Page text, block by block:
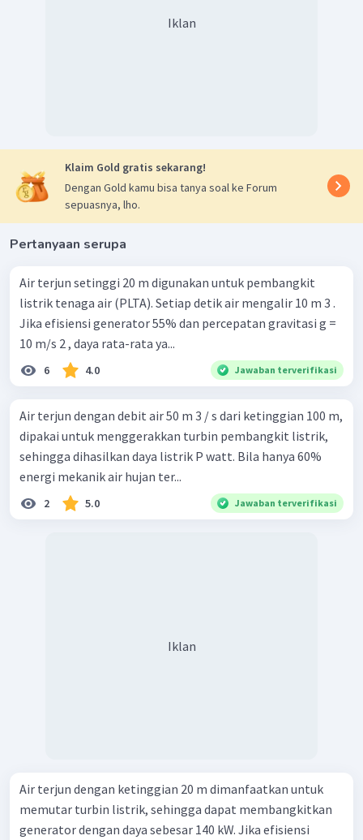
Iklan
Klaim Gold gratis sekarang!
Dengan Gold kamu bisa tanya soal ke Forum
sepuasnya, lho.
Pertanyaan serupa
Air terjun setinggi 20 m digunakan untuk pembangkit
listrik tenaga air (PLTA). Setiap detik air mengalir 10 m 3 .
Jika efisiensi generator 55% dan percepatan gravitasi g =
10 m/s 2 , daya rata-rata ya...
6 4.0 Jawaban terverifikasi
Air terjun dengan debit air 50 m 3 / s dari ketinggian 100 m,
dipakai untuk menggerakkan turbin pembangkit listrik,
sehingga dihasilkan daya listrik P watt. Bila hanya 60%
energi mekanik air hujan ter...
2 5.0 Jawaban terverifikasi
Iklan
Air terjun dengan ketinggian 20 m dimanfaatkan untuk
memutar turbin listrik, sehingga dapat membangkitkan
generator dengan daya sebesar 140 kW. Jika efisiensi